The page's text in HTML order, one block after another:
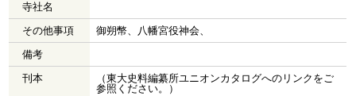
寺社名
その他事項
御朔幣、八幡宮役神会、
備考
刊本
（東大史料編纂所ユニオンカタログへのリンクをご
参照ください。）